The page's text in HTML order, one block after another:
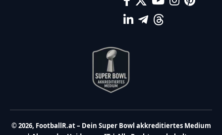
© 2026, FootballR.at – Dein Super Bowl akkreditiertes Medium